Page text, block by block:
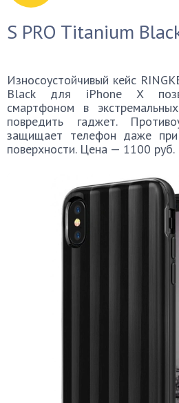
S PRO Titanium
Износоустойчивый кейс
Black для iPhone X
смартфоном в
повредить гаджет.
защищает телефон даже
поверхности. Цена — 1100 руб.